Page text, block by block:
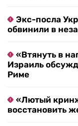
Экс-посла
обвинили в
«Втянуть в
Израиль
Риме
«Лютый
восстановить